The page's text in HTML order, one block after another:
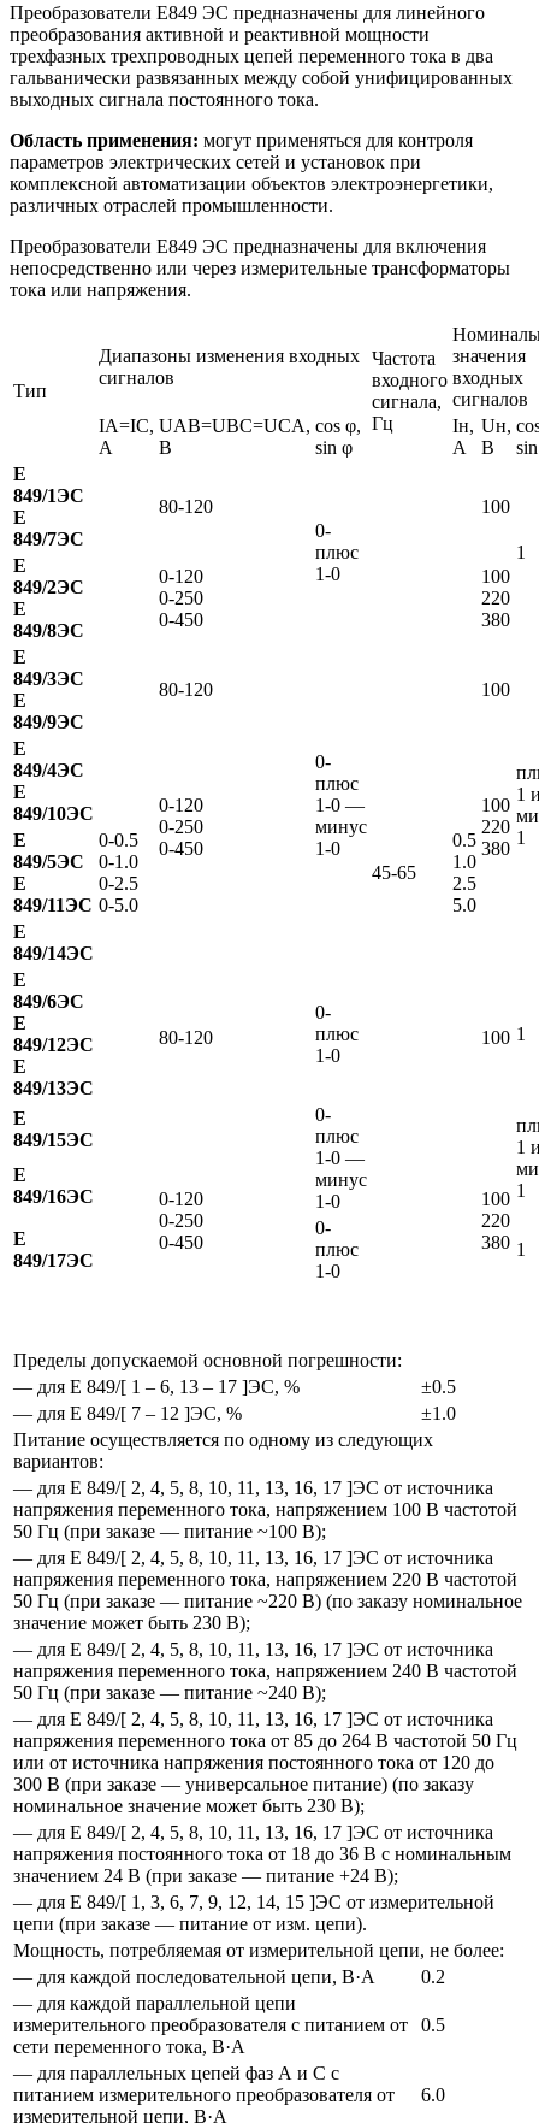
Преобразователи Е849 ЭС предназначены для линейного
преобразования активной и реактивной мощности
трехфазных трехпроводных цепей переменного тока в два
гальванически развязанных между собой унифицированных
выходных сигнала постоянного тока.
Область применения: могут применяться для контроля
параметров электрических сетей и установок при
комплексной автоматизации объектов электроэнергетики,
различных отраслей промышленности.
Преобразователи Е849 ЭС предназначены для включения
непосредственно или через измерительные трансформаторы
тока или напряжения.
Тип
Диапазоны изменения входных
сигналов
Частота
входного
сигнала,
Гц
значения
входных
сигналов
IA=IC,
A
UAB=UBC=UCA,
B
cos φ,
sin φ
Iн,
A
Uн,
B
Е
849/1ЭС
Е
849/7ЭС
0-0.5
0-1.0
0-2.5
0-5.0
80-120
0-
плюс
1-0
45-65
0.5
1.0
2.5
5.0
100
1
Е
849/2ЭС
Е
849/8ЭС
0-120
0-250
0-450
100
220
380
Е
849/3ЭС
Е
849/9ЭС
80-120
0-
плюс
1-0 —
минус
1-0
100
1
1
Е
849/4ЭС
Е
849/10ЭС
0-120
0-250
0-450
100
220
380
Е
849/5ЭС
Е
849/11ЭС
Е
849/14ЭС
80-120 100
Е
849/6ЭС
Е
849/12ЭС
Е
849/13ЭС
0-
плюс
1-0
1
Е
849/15ЭС
0-
плюс
1-0 —
минус
1-0
1
1
Е
849/16ЭС
0-120
0-250
0-450
100
220
380
Е
849/17ЭС
0-
плюс
1-0
1
Пределы допускаемой основной погрешности:
— для Е 849/[ 1 – 6, 13 – 17 ]ЭС, %
±0.5
— для Е 849/[ 7 – 12 ]ЭС, %
±1.0
Питание осуществляется по одному из следующих
вариантов:
— для Е 849/[ 2, 4, 5, 8, 10, 11, 13, 16, 17 ]ЭС от источника
напряжения переменного тока, напряжением 100 В частотой
50 Гц (при заказе — питание ~100 В);
— для Е 849/[ 2, 4, 5, 8, 10, 11, 13, 16, 17 ]ЭС от источника
напряжения переменного тока, напряжением 220 В частотой
50 Гц (при заказе — питание ~220 В) (по заказу номинальное
значение может быть 230 В);
— для Е 849/[ 2, 4, 5, 8, 10, 11, 13, 16, 17 ]ЭС от источника
напряжения переменного тока, напряжением 240 В частотой
50 Гц (при заказе — питание ~240 В);
— для Е 849/[ 2, 4, 5, 8, 10, 11, 13, 16, 17 ]ЭС от источника
напряжения переменного тока от 85 до 264 В частотой 50 Гц
или от источника напряжения постоянного тока от 120 до
300 В (при заказе — универсальное питание) (по заказу
номинальное значение может быть 230 В);
— для Е 849/[ 2, 4, 5, 8, 10, 11, 13, 16, 17 ]ЭС от источника
напряжения постоянного тока от 18 до 36 В с номинальным
значением 24 В (при заказе — питание +24 В);
— для Е 849/[ 1, 3, 6, 7, 9, 12, 14, 15 ]ЭС от измерительной
цепи (при заказе — питание от изм. цепи).
Мощность, потребляемая от измерительной цепи, не более:
— для каждой последовательной цепи, В·А
0.2
— для каждой параллельной цепи
измерительного преобразователя с питанием от
сети переменного тока, В·А
0.5
— для параллельных цепей фаз А и С с
питанием измерительного преобразователя от
измерительной цепи, В·А
6.0